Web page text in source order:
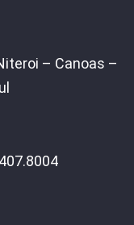
– Canoas –